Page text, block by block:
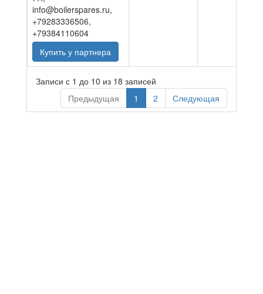
info@boilerspares.ru,
+79283336506,
+79384110604
Купить у партнера
Записи с 1 до 10 из 18 записей
Предыдущая
1 2 Следующая